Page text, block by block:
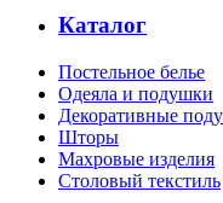
Каталог
Постельное белье
Одеяла и подушки
Декоративные
Шторы
Махровые изделия
Столовый текстиль